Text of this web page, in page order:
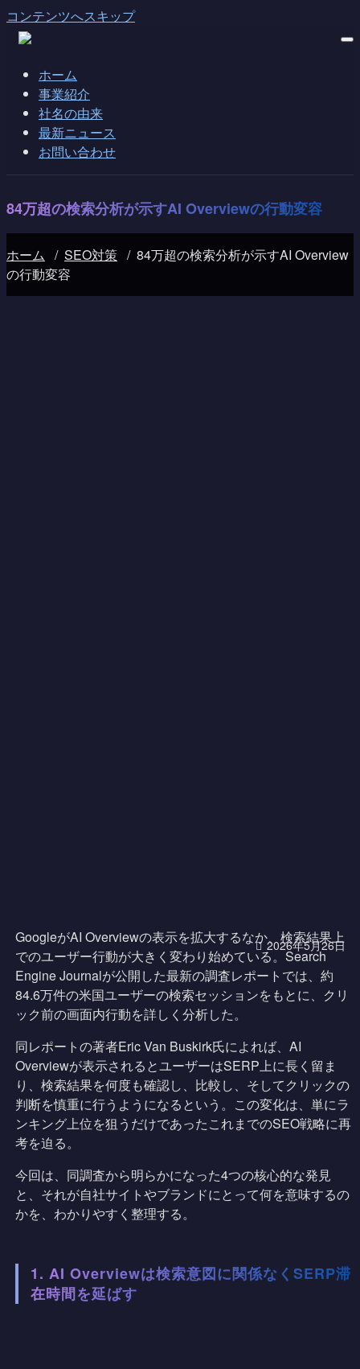
コンテンツへスキップ
ホーム
事業紹介
社名の由来
最新ニュース
お問い合わせ
84万超の検索分析が示すAI Overviewの行動変容
ホーム / SEO対策 / 84万超の検索分析が示すAI Overview
の行動変容
2026年5月26日
GoogleがAI Overviewの表示を拡大するなか、検索結果上
でのユーザー行動が大きく変わり始めている。Search
Engine Journalが公開した最新の調査レポートでは、約
84.6万件の米国ユーザーの検索セッションをもとに、クリ
ック前の画面内行動を詳しく分析した。
同レポートの著者Eric Van Buskirk氏によれば、AI
Overviewが表示されるとユーザーはSERP上に長く留ま
り、検索結果を何度も確認し、比較し、そしてクリックの
判断を慎重に行うようになるという。この変化は、単にラ
ンキング上位を狙うだけであったこれまでのSEO戦略に再
考を迫る。
今回は、同調査から明らかになった4つの核心的な発見
と、それが自社サイトやブランドにとって何を意味するの
かを、わかりやすく整理する。
1. AI Overviewは検索意図に関係なくSERP滞
在時間を延ばす